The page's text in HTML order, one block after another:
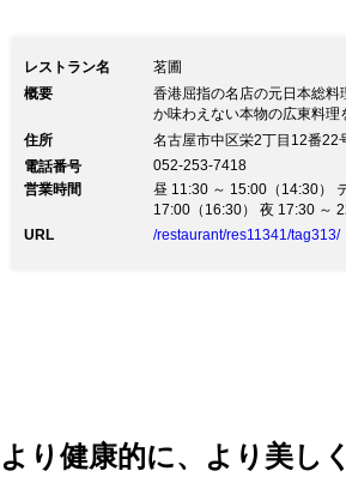
レストラン名
茗圃
概要
香港屈指の名店の元日本総料
か味わえない本物の広東料理
住所
名古屋市中区栄2丁目12番22
電話番号
052-253-7418
営業時間
昼 11:30 ～ 15:00（14:30）
17:00（16:30） 夜 17:30 ～
URL
/restaurant/res11341/tag313/
より健康的に、より美し